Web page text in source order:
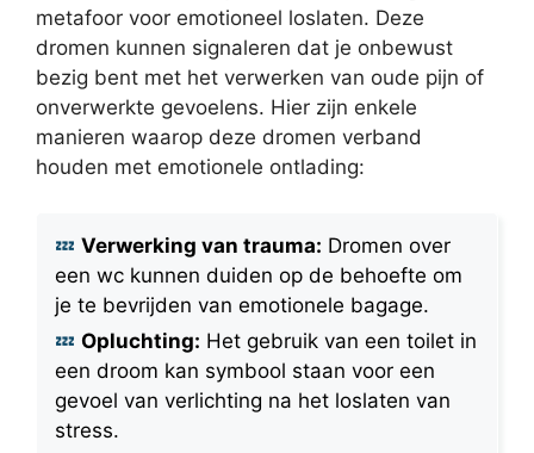
metafoor voor emotioneel loslaten. Deze
dromen kunnen signaleren dat je onbewust
bezig bent met het verwerken van oude pijn of
onverwerkte gevoelens. Hier zijn enkele
manieren waarop deze dromen verband
houden met emotionele ontlading:
Verwerking van trauma: Dromen over
een wc kunnen duiden op de behoefte om
je te bevrijden van emotionele bagage.
Opluchting: Het gebruik van een toilet in
een droom kan symbool staan voor een
gevoel van verlichting na het loslaten van
stress.